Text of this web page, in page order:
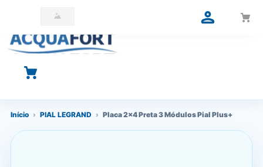
O que você está procurando?
Início › PIAL LEGRAND › Placa 2x4 Preta 3 Módulos Pial Plus+